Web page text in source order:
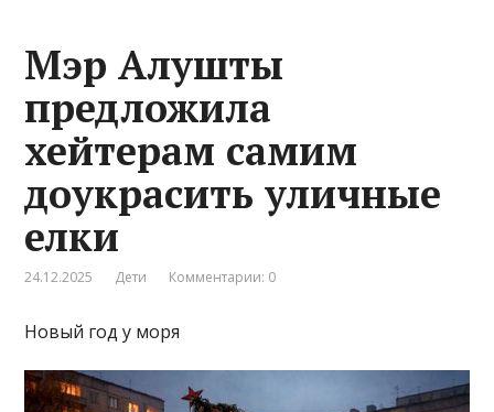
Мэр Алушты
предложила
хейтерам самим
доукрасить уличные
елки
24.12.2025 Дети Комментарии: 0
Новый год у моря